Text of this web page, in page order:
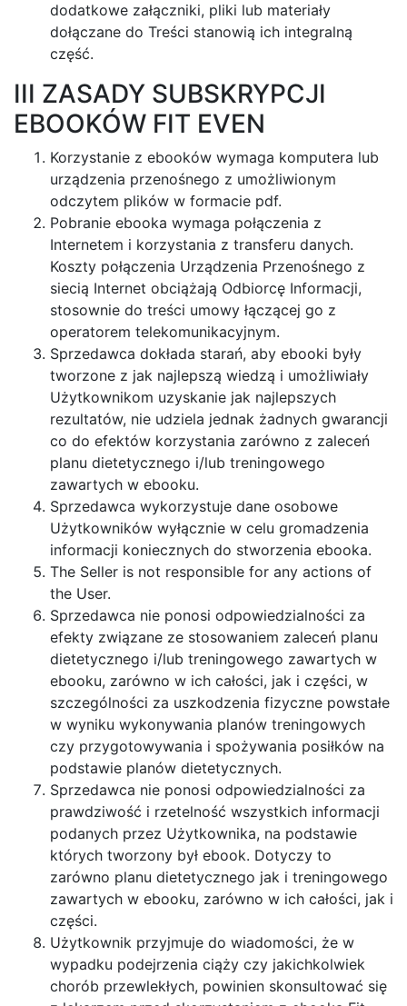
dodatkowe załączniki, pliki lub materiały
dołączane do Treści stanowią ich integralną
część.
III ZASADY SUBSKRYPCJI
EBOOKÓW FIT EVEN
Korzystanie z ebooków wymaga komputera lub
urządzenia przenośnego z umożliwionym
odczytem plików w formacie pdf.
Pobranie ebooka wymaga połączenia z
Internetem i korzystania z transferu danych.
Koszty połączenia Urządzenia Przenośnego z
siecią Internet obciążają Odbiorcę Informacji,
stosownie do treści umowy łączącej go z
operatorem telekomunikacyjnym.
Sprzedawca dokłada starań, aby ebooki były
tworzone z jak najlepszą wiedzą i umożliwiały
Użytkownikom uzyskanie jak najlepszych
rezultatów, nie udziela jednak żadnych gwarancji
co do efektów korzystania zarówno z zaleceń
planu dietetycznego i/lub treningowego
zawartych w ebooku.
Sprzedawca wykorzystuje dane osobowe
Użytkowników wyłącznie w celu gromadzenia
informacji koniecznych do stworzenia ebooka.
The Seller is not responsible for any actions of
the User.
Sprzedawca nie ponosi odpowiedzialności za
efekty związane ze stosowaniem zaleceń planu
dietetycznego i/lub treningowego zawartych w
ebooku, zarówno w ich całości, jak i części, w
szczególności za uszkodzenia fizyczne powstałe
w wyniku wykonywania planów treningowych
czy przygotowywania i spożywania posiłków na
podstawie planów dietetycznych.
Sprzedawca nie ponosi odpowiedzialności za
prawdziwość i rzetelność wszystkich informacji
podanych przez Użytkownika, na podstawie
których tworzony był ebook. Dotyczy to
zarówno planu dietetycznego jak i treningowego
zawartych w ebooku, zarówno w ich całości, jak i
części.
Użytkownik przyjmuje do wiadomości, że w
wypadku podejrzenia ciąży czy jakichkolwiek
chorób przewlekłych, powinien skonsultować się